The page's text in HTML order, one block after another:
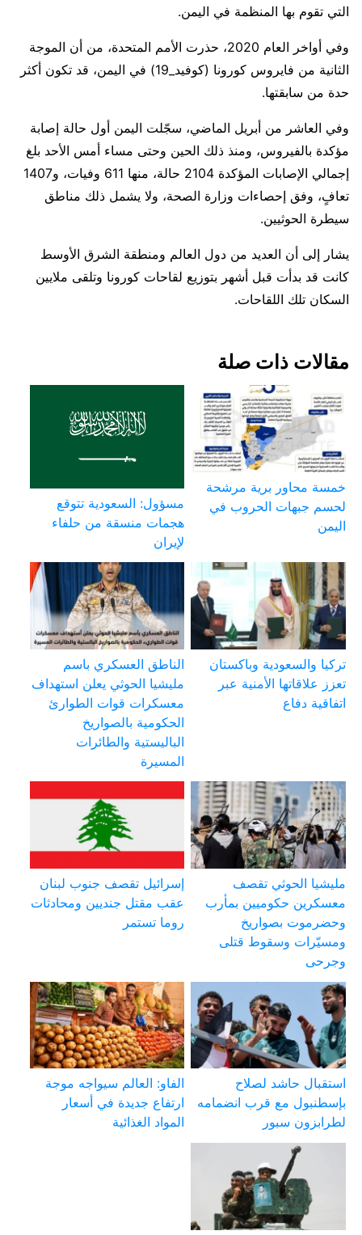
التي تقوم بها المنظمة في اليمن.
وفي أواخر العام 2020، حذرت الأمم المتحدة، من أن الموجة
الثانية من فايروس كورونا (كوفيد_19) في اليمن، قد تكون أكثر
حدة من سابقتها.
وفي العاشر من أبريل الماضي، سجّلت اليمن أول حالة إصابة
مؤكدة بالفيروس، ومنذ ذلك الحين وحتى مساء أمس الأحد بلغ
إجمالي الإصابات المؤكدة 2104 حالة، منها 611 وفيات، و1407
تعافٍ، وفق إحصاءات وزارة الصحة، ولا يشمل ذلك مناطق
سيطرة الحوثيين.
يشار إلى أن العديد من دول العالم ومنطقة الشرق الأوسط
كانت قد بدأت قبل أشهر بتوزيع لقاحات كورونا وتلقى ملايين
السكان تلك اللقاحات.
مقالات ذات صلة
خمسة محاور برية مرشحة
لحسم جبهات الحروب في
اليمن
مسؤول: السعودية تتوقع
هجمات منسقة من حلفاء
لإيران
تركيا والسعودية وباكستان
تعزز علاقاتها الأمنية عبر
اتفاقية دفاع
الناطق العسكري باسم
مليشيا الحوثي يعلن استهداف
معسكرات قوات الطوارئ
الحكومية بالصواريخ
الباليستية والطائرات
المسيرة
مليشيا الحوثي تقصف
معسكرين حكوميين بمأرب
وحضرموت بصواريخ
ومسيّرات وسقوط قتلى
وجرحى
إسرائيل تقصف جنوب لبنان
عقب مقتل جنديين ومحادثات
روما تستمر
استقبال حاشد لصلاح
بإسطنبول مع قرب انضمامه
لطرابزون سبور
الفاو: العالم سيواجه موجة
ارتفاع جديدة في أسعار
المواد الغذائية